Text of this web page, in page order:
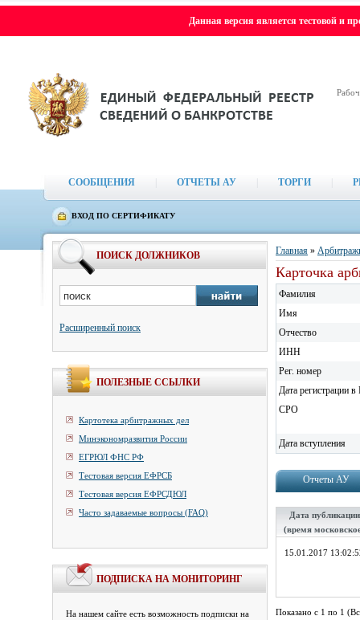
Данная версия является тестовой и
ВХОД ПО СЕРТИФИКАТУ
СООБЩЕНИЯ ОТЧЕТЫ АУ ТОРГИ
ПОИСК ДОЛЖНИКОВ
Расширенный поиск
ПОЛЕЗНЫЕ ССЫЛКИ
Картотека арбитражных дел
Минэкономразвития России
ЕГРЮЛ ФНС РФ
Тестовая версия ЕФРСБ
Тестовая версия ЕФРСДЮЛ
Часто задаваемые вопросы (FAQ)
ПОДПИСКА НА МОНИТОРИНГ
На нашем сайте есть возможность подписки на
Главная »
Карточка
Фамилия
Имя
Отчество
ИНН
Рег. номер
Дата регистрации в
СРО
Дата вступления
Отчеты АУ
Дата публикации
(время
15.01.2017
Показано с 1 по 1